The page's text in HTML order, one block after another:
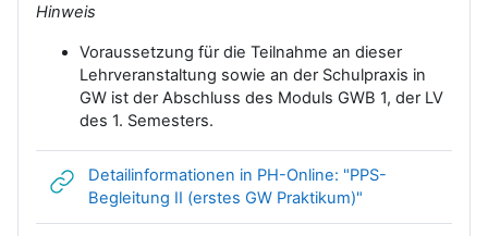
Hinweis
Voraussetzung für die Teilnahme an dieser
Lehrveranstaltung sowie an der Schulpraxis in
GW ist der Abschluss des Moduls GWB 1, der LV
des 1. Semesters.
Detailinformationen in PH-Online: "PPS-
Begleitung II (erstes GW Praktikum)"